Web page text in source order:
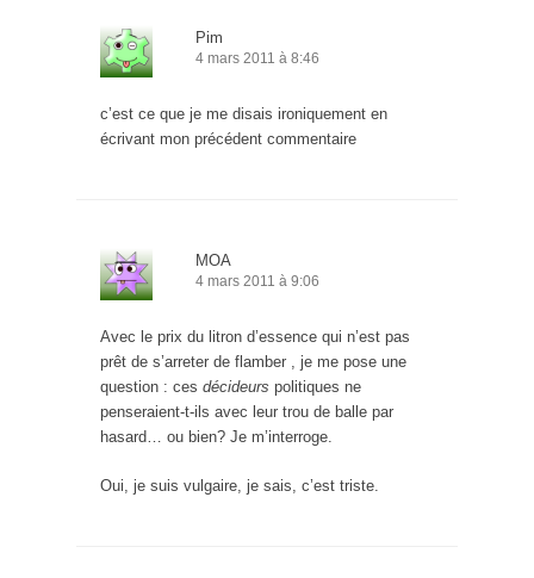
Pim
4 mars 2011 à 8:46
c’est ce que je me disais ironiquement en
écrivant mon précédent commentaire
MOA
4 mars 2011 à 9:06
Avec le prix du litron d’essence qui n’est pas
prêt de s’arreter de flamber , je me pose une
question : ces décideurs politiques ne
penseraient-t-ils avec leur trou de balle par
hasard… ou bien? Je m’interroge.
Oui, je suis vulgaire, je sais, c’est triste.